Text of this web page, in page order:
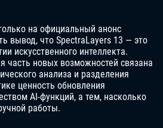
на официальный анонс
вывод, что SpectraLayers 13 — это
искусственного интеллекта.
часть новых возможностей связана
анализа и разделения
ценность обновления
AI-функций, а тем, насколько
работы.